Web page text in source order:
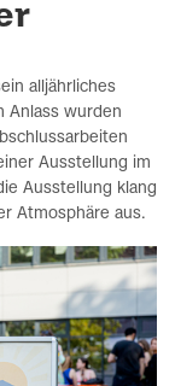
alljährliches
Anlass wurden
Ausstellung im
Ausstellung klang
Atmosphäre aus.